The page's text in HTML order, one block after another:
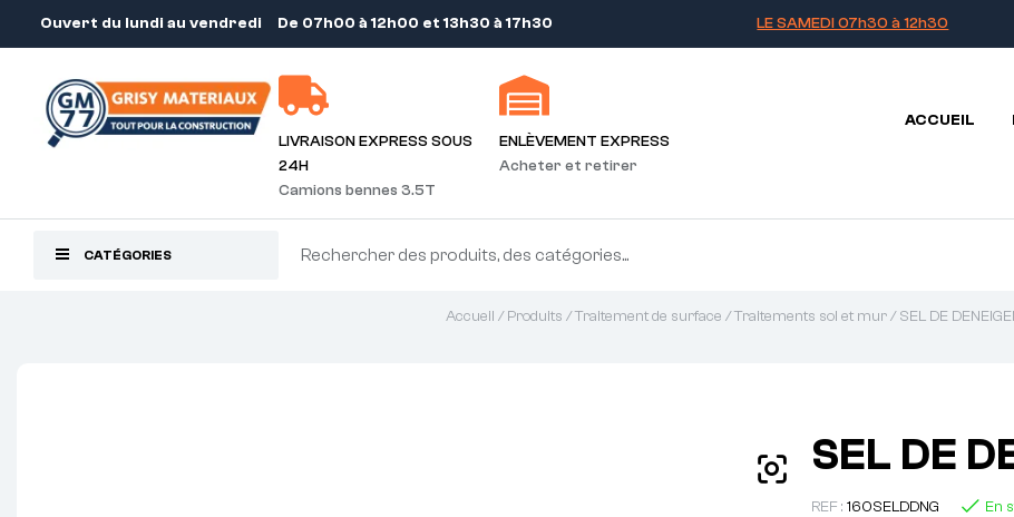
Ouvert du lundi au vendredi De 07h00 à 12h00 et 13h30 à 17h30 LE SAMEDI 07h30 à 12h30
ACCUEIL
LIVRAISON EXPRESS SOUS
24H
Camions bennes 3.5T
ENLÈVEMENT EXPRESS
Acheter et retirer
CATÉGORIES
Accueil /Produits /Traitement de surface /Traitements sol et mur/ SEL DE
SEL DE
REF :160SELDDNG En